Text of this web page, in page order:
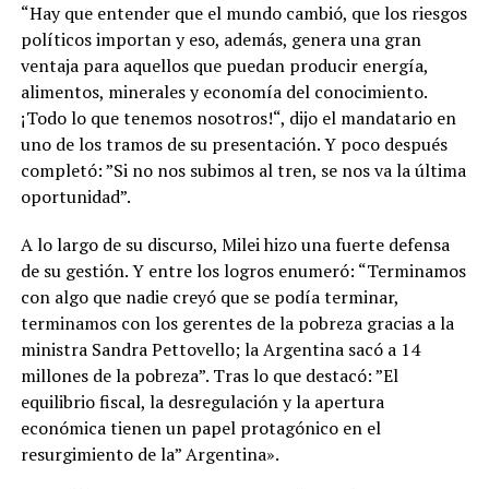
“Hay que entender que el mundo cambió, que los riesgos
políticos importan y eso, además, genera una gran
ventaja para aquellos que puedan producir energía,
alimentos, minerales y economía del conocimiento.
¡Todo lo que tenemos nosotros!“, dijo el mandatario en
uno de los tramos de su presentación. Y poco después
completó: ”Si no nos subimos al tren, se nos va la última
oportunidad”.
A lo largo de su discurso, Milei hizo una fuerte defensa
de su gestión. Y entre los logros enumeró: “Terminamos
con algo que nadie creyó que se podía terminar,
terminamos con los gerentes de la pobreza gracias a la
ministra Sandra Pettovello; la Argentina sacó a 14
millones de la pobreza”. Tras lo que destacó: ”El
equilibrio fiscal, la desregulación y la apertura
económica tienen un papel protagónico en el
resurgimiento de la” Argentina».